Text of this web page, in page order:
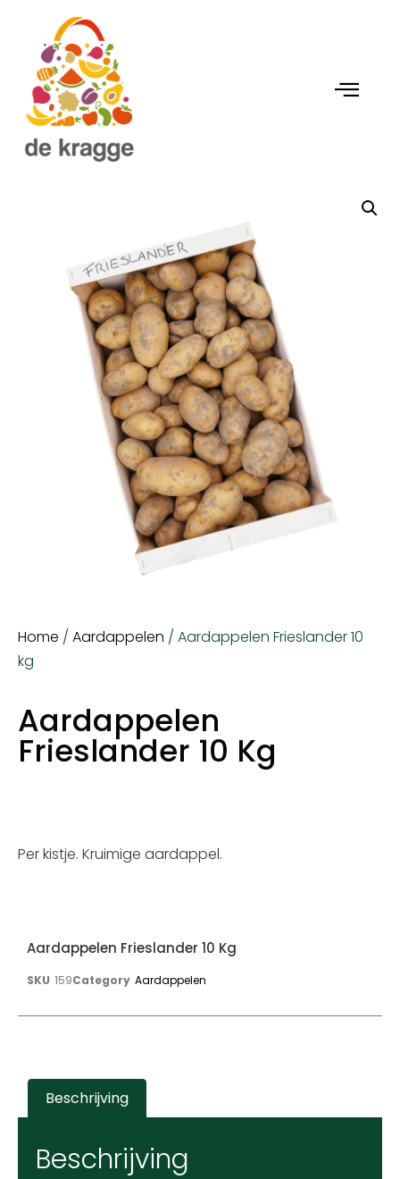
Home / Aardappelen / Aardappelen Frieslander 10
kg
Aardappelen
Frieslander 10 Kg
Per kistje. Kruimige aardappel.
Aardappelen Frieslander 10 Kg
SKU 159Category Aardappelen
Beschrijving
Beschrijving